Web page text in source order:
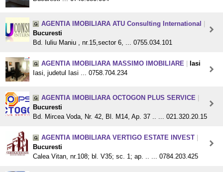
AGENTIA IMOBILIARA ATU Consulting International
Bucuresti
Bd. Iuliu Maniu , nr.15,sector 6, ... 0755.034.101
AGENTIA IMOBILIARA MASSIMO IMOBILIARE
Iasi
Iasi, judetul Iasi ... 0758.704.234
AGENTIA IMOBILIARA OCTOGON PLUS SERVICE
Bucuresti
Bd. Mircea Voda, Nr. 42, Bl. M14, Ap. 37 .. ... 021.320.20.15
AGENTIA IMOBILIARA VERTIGO ESTATE INVEST
Bucuresti
Calea Vitan, nr.108; bl. V35; sc. 1; ap. .. ... 0784.203.425